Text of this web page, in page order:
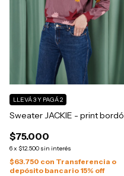
Sweater JACKIE - print bordó
$75.000
6x $12.500 sin interés
LLEVÁ 3 Y PAGÁ 2
$63.750 con Transferencia o
depósito bancario 15% off